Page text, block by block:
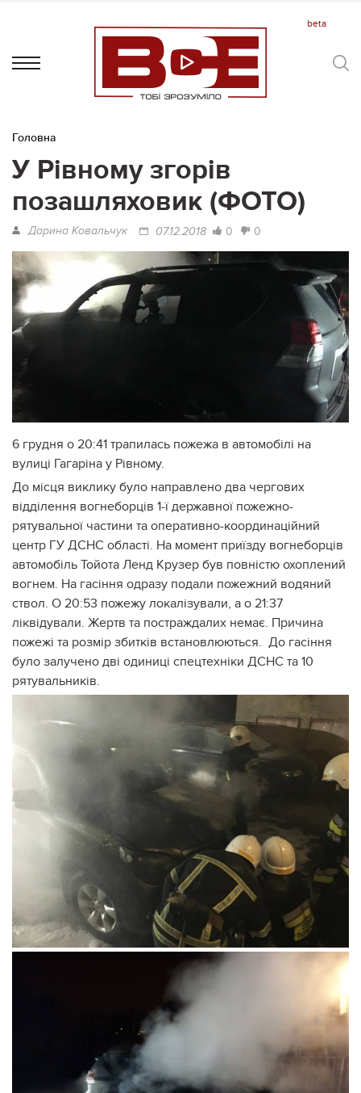
Головна
У Рівному згорів
позашляховик (ФОТО)
Дарина Ковальчук 07.12.2018 0 0
6 грудня о 20:41 трапилась пожежа в автомобілі на
вулиці Гагаріна у Рівному.
До місця виклику було направлено два чергових
відділення вогнеборців 1-ї державної пожежно-
рятувальної частини та оперативно-координаційний
центр ГУ ДСНС області. На момент приїзду вогнеборців
автомобіль Тойота Ленд Крузер був повністю охоплений
вогнем. На гасіння одразу подали пожежний водяний
ствол. О 20:53 пожежу локалізували, а о 21:37
ліквідували. Жертв та постраждалих немає. Причина
пожежі та розмір збитків встановлюються. До гасіння
було залучено дві одиниці спецтехніки ДСНС та 10
рятувальників.